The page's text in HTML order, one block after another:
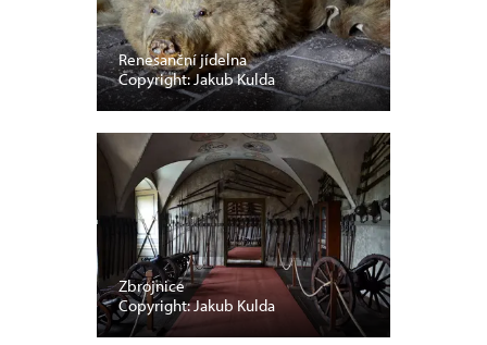
Renesanční jídelna
Copyright: Jakub Kulda
Zbrojnice
Copyright: Jakub Kulda